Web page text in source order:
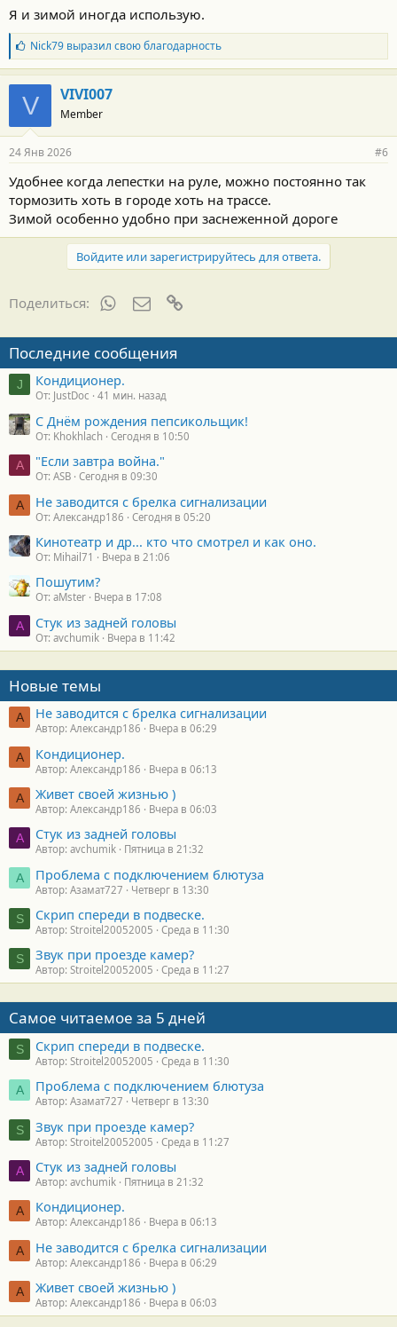
с
т
и
:
Я и зимой иногда использую.
Б
л
а
г
о
д
а
н
с
т
и
Nick79выразил свою благодарность
V VIVI007
Member
24 Янв 2026 #6
Удобнее когда лепестки на руле, можно постоянно так
тормозить хоть в городе хоть на трассе.
Зимой особенно удобно при заснеженной дороге
Войдите или зарегистрируйтесь для ответа.
Поделиться: WhatsAppЭлектронная почта
Последние сообщения
J Кондиционер.
От: JustDoc 41 мин. назад
С Днём рождения пепсикольщик!
От: Khokhlach Сегодня в 10:50
A "Если завтра война."
От: ASB Сегодня в 09:30
А Не заводится с брелка сигнализации
От: Александр186 Сегодня в 05:20
Кинотеатр и др... кто что смотрел и как оно.
От: Mihail71 Вчера в 21:06
Пошутим?
От: aMster Вчера в 17:08
A Стук из задней головы
От: avchumik Вчера в 11:42
Новые темы
А Не заводится с брелка сигнализации
Автор: Александр186 Вчера в 06:29
А Кондиционер.
Автор: Александр186 Вчера в 06:13
А Живет своей жизнью )
Автор: Александр186 Вчера в 06:03
A Стук из задней головы
Автор: avchumik Пятница в 21:32
А Проблема с подключением блютуза
Автор: Азамат727 Четверг в 13:30
S Скрип спереди в подвеске.
Автор: Stroitel20052005 Среда в 11:30
S Звук при проезде камер?
Автор: Stroitel20052005 Среда в 11:27
Самое читаемое за 5 дней
S Скрип спереди в подвеске.
Автор: Stroitel20052005 Среда в 11:30
А Проблема с подключением блютуза
Автор: Азамат727 Четверг в 13:30
S Звук при проезде камер?
Автор: Stroitel20052005 Среда в 11:27
A Стук из задней головы
Автор: avchumik Пятница в 21:32
А Кондиционер.
Автор: Александр186 Вчера в 06:13
А Не заводится с брелка сигнализации
Автор: Александр186 Вчера в 06:29
А Живет своей жизнью )
Автор: Александр186 Вчера в 06:03